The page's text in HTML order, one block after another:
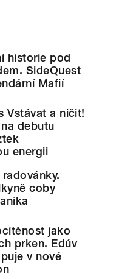
historie pod
SideQuest
Mafií
Vstávat a ničit!
debutu
energii
coby
jako
prken. Edúv
v nové